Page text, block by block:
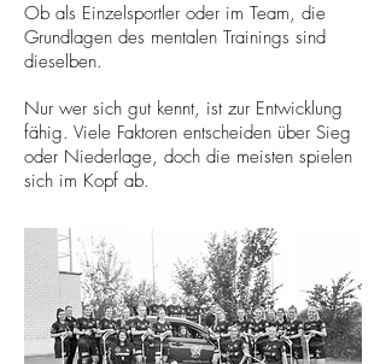
Ob als Einzelsportler oder im Team, die
Grundlagen des mentalen Trainings sind
dieselben.
Nur wer sich gut kennt, ist zur Entwicklung
fähig. Viele Faktoren entscheiden über Sieg
oder Niederlage, doch die meisten spielen
sich im Kopf ab.